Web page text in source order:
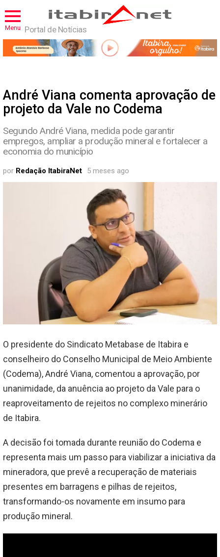
Menu Portal de Notícias
André Viana comenta aprovação de
projeto da Vale no Codema
Segundo André Viana, medida pode garantir
empregos, ampliar a produção mineral e fortalecer a
economia do município
por Redação ItabiraNet 5 meses ago
O presidente do Sindicato Metabase de Itabira e
conselheiro do Conselho Municipal de Meio Ambiente
(Codema), André Viana, comentou a aprovação, por
unanimidade, da anuência ao projeto da Vale para o
reaproveitamento de rejeitos no complexo minerário
de Itabira.
A decisão foi tomada durante reunião do Codema e
representa mais um passo para viabilizar a iniciativa da
mineradora, que prevê a recuperação de materiais
presentes em barragens e pilhas de rejeitos,
transformando-os novamente em insumo para
produção mineral.